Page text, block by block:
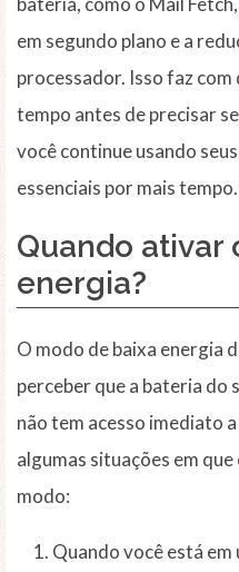
em segundo plano e a
processador. Isso faz
tempo antes de precisar
você continue usando
essenciais por mais tempo.
Quando ativar
energia?
O modo de baixa energia
perceber que a bateria do
não tem acesso imediato
algumas situações em
modo:
Quando você está